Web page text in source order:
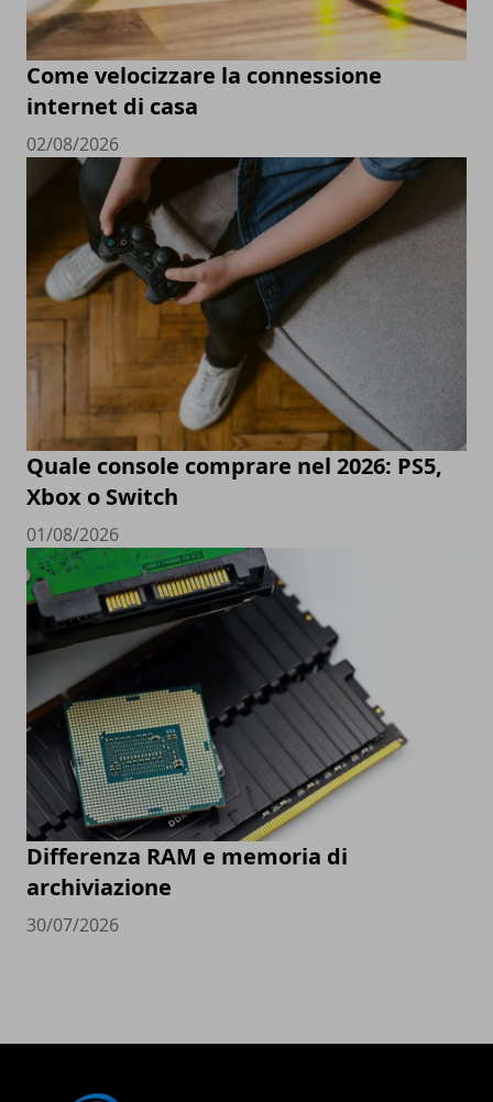
Come velocizzare la connessione
internet di casa
02/08/2026
Quale console comprare nel 2026: PS5,
Xbox o Switch
01/08/2026
Differenza RAM e memoria di
archiviazione
30/07/2026